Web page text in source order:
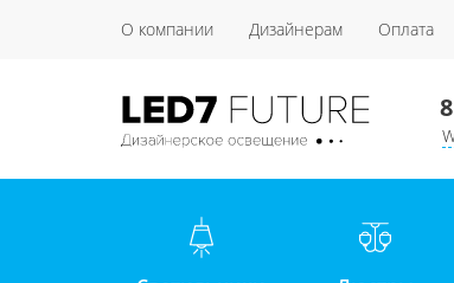
О компании Дизайнерам Оплата